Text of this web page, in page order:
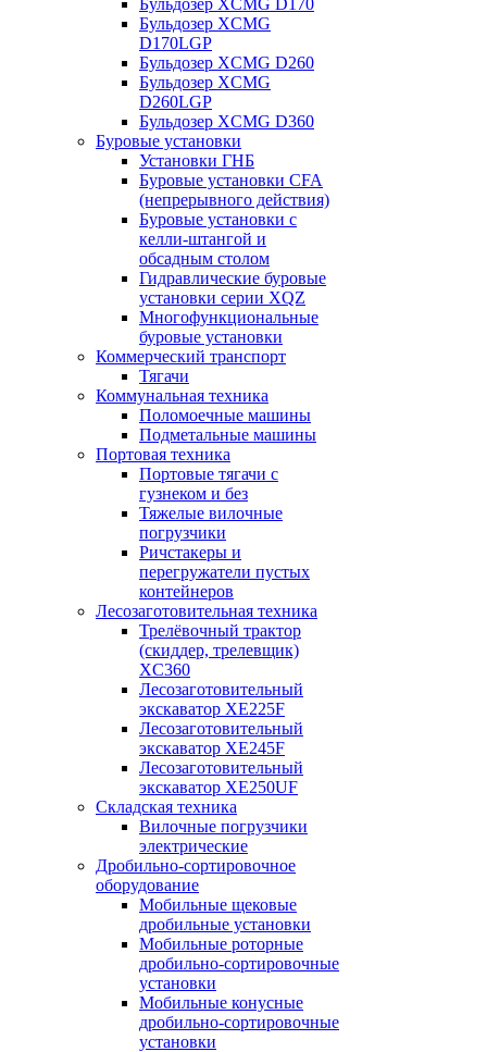
Бульдозер XCMG D170
Бульдозер XCMG
D170LGP
Бульдозер XCMG D260
Бульдозер XCMG
D260LGP
Бульдозер XCMG D360
Буровые установки
Установки ГНБ
Буровые установки CFA
(непрерывного действия)
Буровые установки с
келли-штангой и
обсадным столом
Гидравлические буровые
установки серии XQZ
Многофункциональные
буровые установки
Коммерческий транспорт
Тягачи
Коммунальная техника
Поломоечные машины
Подметальные машины
Портовая техника
Портовые тягачи с
гузнеком и без
Тяжелые вилочные
погрузчики
Ричстакеры и
перегружатели пустых
контейнеров
Лесозаготовительная техника
Трелёвочный трактор
(скиддер, трелевщик)
XC360
Лесозаготовительный
экскаватор XE225F
Лесозаготовительный
экскаватор XE245F
Лесозаготовительный
экскаватор XE250UF
Складская техника
Вилочные погрузчики
электрические
Дробильно-сортировочное
оборудование
Мобильные щековые
дробильные установки
Мобильные роторные
дробильно-сортировочные
установки
Мобильные конусные
дробильно-сортировочные
установки